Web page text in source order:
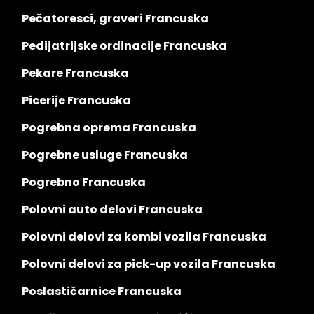
Pečatoresci, graveri Francuska
Pedijatrijske ordinacije Francuska
Pekare Francuska
Picerije Francuska
Pogrebna oprema Francuska
Pogrebne usluge Francuska
Pogrebno Francuska
Polovni auto delovi Francuska
Polovni delovi za kombi vozila Francuska
Polovni delovi za pick-up vozila Francuska
Poslastičarnice Francuska